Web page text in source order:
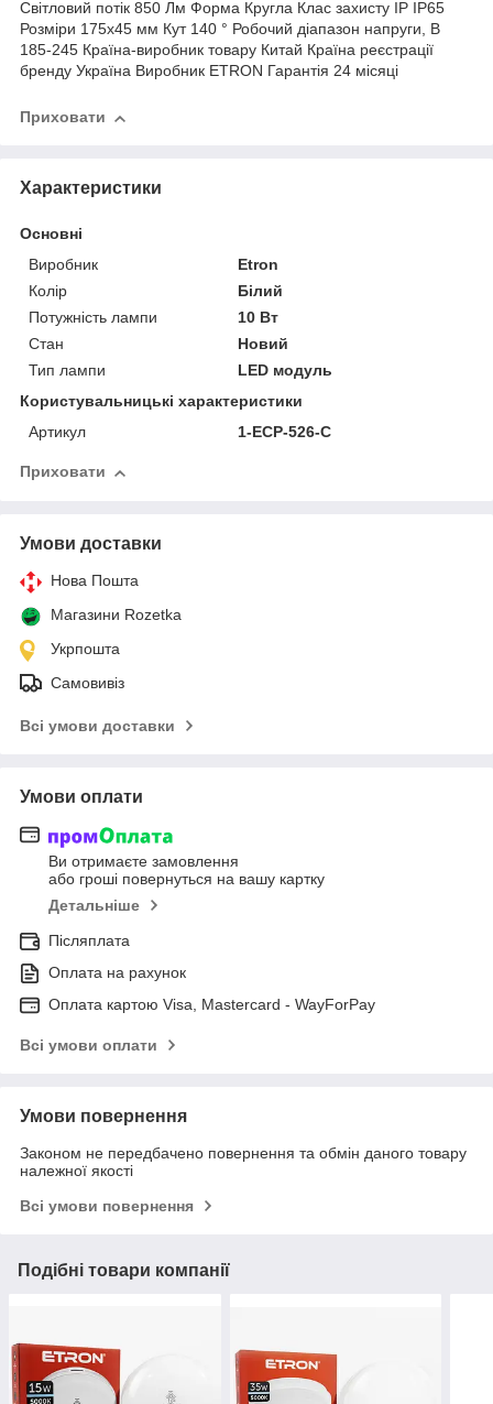
Світловий потік 850 Лм Форма Кругла Клас захисту IP IP65
Розміри 175x45 мм Кут 140 ° Робочий діапазон напруги, В
185-245 Країна-виробник товару Китай Країна реєстрації
бренду Україна Виробник ETRON Гарантія 24 місяці
Приховати
Характеристики
Основні
Виробник
Etron
Колір
Білий
Потужність лампи
10 Вт
Стан
Новий
Тип лампи
LED модуль
Користувальницькі характеристики
Артикул
1-ЕСР-526-C
Приховати
Умови доставки
Нова Пошта
Магазини Rozetka
Укрпошта
Самовивіз
Всі умови доставки
Умови оплати
Ви отримаєте замовлення
або гроші повернуться на вашу картку
Детальніше
Післяплата
Оплата на рахунок
Оплата картою Visa, Mastercard - WayForPay
Всі умови оплати
Умови повернення
Законом не передбачено повернення та обмін даного товару
належної якості
Всі умови повернення
Подібні товари компанії